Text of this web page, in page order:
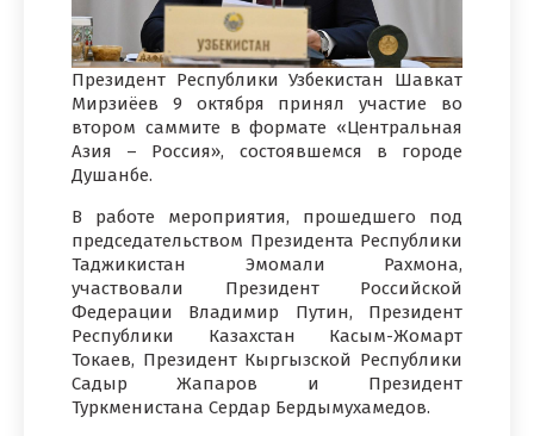
Президент Республики Узбекистан Шавкат
Мирзиёев 9 октября принял участие во
втором саммите в формате «Центральная
Азия – Россия», состоявшемся в городе
Душанбе.
В работе мероприятия, прошедшего под
председательством Президента Республики
Таджикистан Эмомали Рахмона,
участвовали Президент Российской
Федерации Владимир Путин, Президент
Республики Казахстан Касым-Жомарт
Токаев, Президент Кыргызской Республики
Садыр Жапаров и Президент
Туркменистана Сердар Бердымухамедов.